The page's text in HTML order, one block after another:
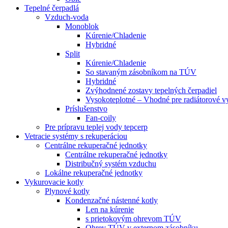
Tepelné čerpadlá
Vzduch-voda
Monoblok
Kúrenie/Chladenie
Hybridné
Split
Kúrenie/Chladenie
So stavaným zásobníkom na TÚV
Hybridné
Zvýhodnené zostavy tepelných čerpadiel
Vysokoteplotné – Vhodné pre radiátorové
Príslušenstvo
Fan-coily
Pre prípravu teplej vody tepcerp
Vetracie systémy s rekuperáciou
Centrálne rekuperačné jednotky
Centrálne rekuperačné jednotky
Distribučný systém vzduchu
Lokálne rekuperačné jednotky
Vykurovacie kotly
Plynové kotly
Kondenzačné nástenné kotly
Len na kúrenie
s prietokovým ohrevom TÚV